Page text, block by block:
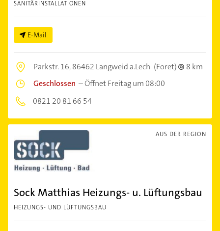
SANITÄRINSTALLATIONEN
E-Mail
Parkstr. 16,86462 Langweid a.Lech (Foret)
8 km
Geschlossen –Öffnet Freitag um 08:00
0821 20 81 66 54
AUS DER REGION
Sock Matthias Heizungs- u. Lüftungsbau
HEIZUNGS- UND LÜFTUNGSBAU